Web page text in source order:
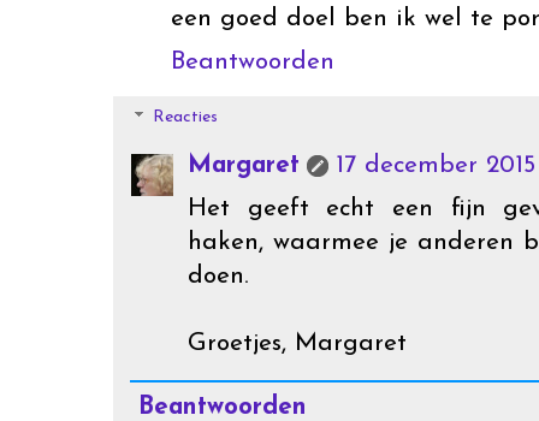
een goed doel ben ik wel te
Beantwoorden
Reacties
Margaret
17 december 2015
Het geeft echt een fijn
haken, waarmee je anderen
doen.
Groetjes, Margaret
Beantwoorden